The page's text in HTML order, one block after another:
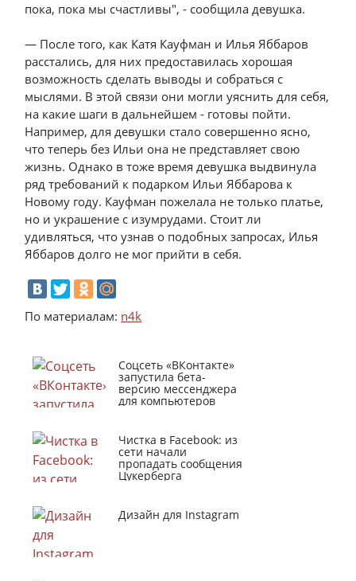
пока, пока мы счастливы", - сообщила девушка.
— После того, как Катя Кауфман и Илья Яббаров
расстались, для них предоставилась хорошая
возможность сделать выводы и собраться с
мыслями. В этой связи они могли уяснить для себя,
на какие шаги в дальнейшем - готовы пойти.
Например, для девушки стало совершенно ясно,
что теперь без Ильи она не представляет свою
жизнь. Однако в тоже время девушка выдвинула
ряд требований к подарком Ильи Яббарова к
Новому году. Кауфман пожелала не только платье,
но и украшение с изумрудами. Стоит ли
удивляться, что узнав о подобных запросах, Илья
Яббаров долго не мог прийти в себя.
По материалам: n4k
Соцсеть «ВКонтакте»
запустила бета-
версию мессенджера
для компьютеров
Чистка в Facebook: из
сети начали
пропадать сообщения
Цукерберга
Дизайн для Instagram